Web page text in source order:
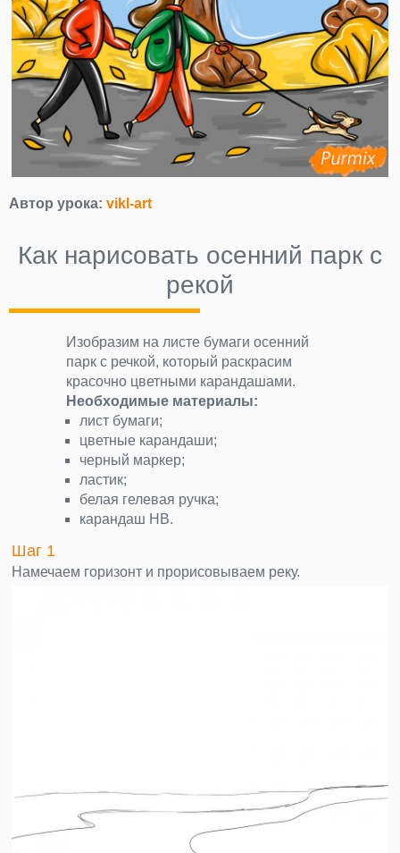
Автор урока: vikl-art
Как нарисовать осенний парк с
рекой
Изобразим на листе бумаги осенний
парк с речкой, который раскрасим
красочно цветными карандашами.
Необходимые материалы:
лист бумаги;
цветные карандаши;
черный маркер;
ластик;
белая гелевая ручка;
карандаш НВ.
Шаг 1
Намечаем горизонт и прорисовываем реку.